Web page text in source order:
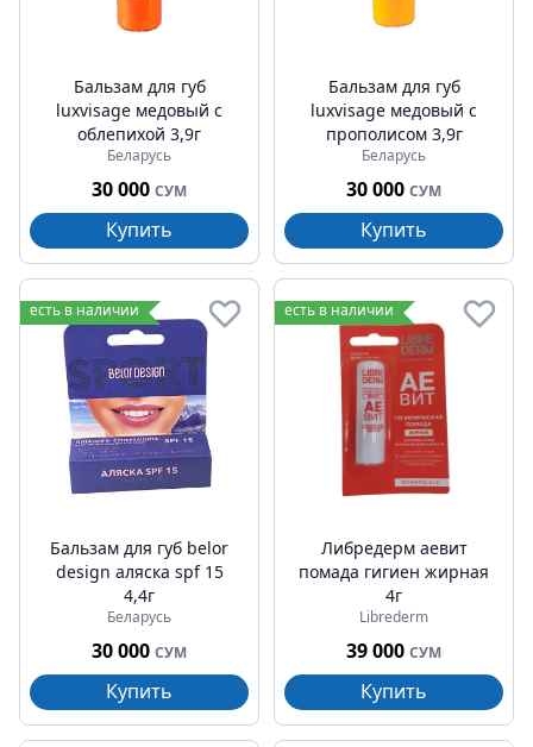
Бальзам для губ
luxvisage медовый с
облепихой 3,9г
Беларусь
30 000 СУМ
Купить
Бальзам для губ
luxvisage медовый с
прополисом 3,9г
Беларусь
30 000 СУМ
Купить
есть в наличии
Бальзам для губ belor
design аляска spf 15
4,4г
Беларусь
30 000 СУМ
Купить
есть в наличии
Либредерм аевит
помада гигиен жирная
4г
Librederm
39 000 СУМ
Купить